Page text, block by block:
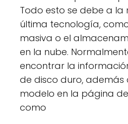
Todo esto se debe a la
última tecnología,
masiva o el
en la nube.
encontrar la
de disco duro, además
modelo en la página
como